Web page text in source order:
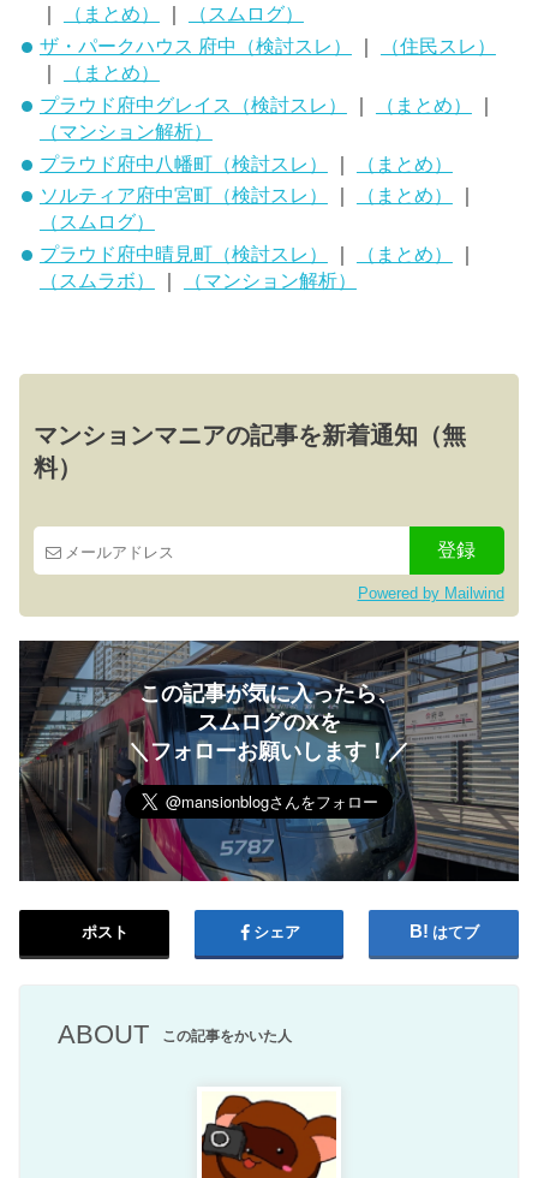
｜
（まとめ） ｜
（スムログ）
ザ・パークハウス 府中（検討スレ）
｜
（住民スレ）
｜
（まとめ）
プラウド府中グレイス（検討スレ）
｜ （まとめ）
｜
（マンション解析）
プラウド府中八幡町（検討スレ）
｜
（まとめ）
ソルティア府中宮町（検討スレ）
（まとめ）
（スムログ）
プラウド府中晴見町（検討スレ）
｜ （まとめ）
｜
（スムラボ）
｜ （マンション解析）
マンションマニアの記事を新着通知（無
料）
Powered by Mailwind
この記事が気に入ったら、
スムログのXを
＼フォローお願いします！／
ポスト シェア はてブ
ABOUT この記事をかいた人